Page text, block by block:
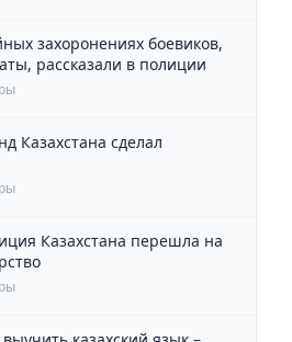
захоронениях боевиков,
рассказали в полиции
Казахстана сделал
Казахстана перешла на